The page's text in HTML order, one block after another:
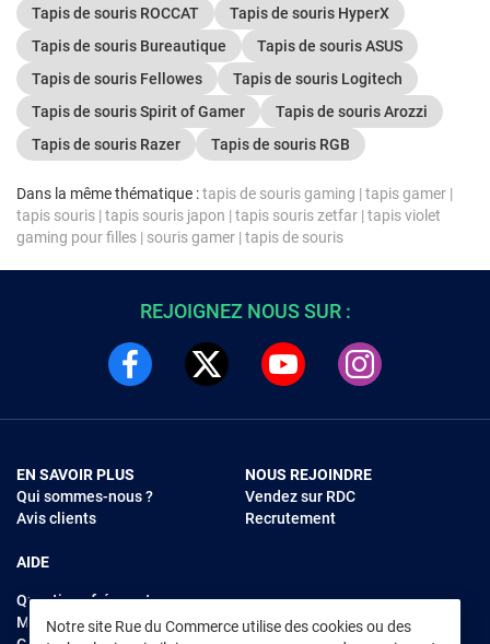
Tapis de souris ROCCAT
Tapis de souris HyperX
Tapis de souris Bureautique
Tapis de souris ASUS
Tapis de souris Fellowes
Tapis de souris Logitech
Tapis de souris Spirit of Gamer
Tapis de souris Arozzi
Tapis de souris Razer
Tapis de souris RGB
Dans la même thématique :tapis de souris gaming | tapis gamer |
tapis souris | tapis souris japon | tapis souris zetfar | tapis violet
gaming pour filles | souris gamer | tapis de souris
Notre site Rue du Commerce utilise des cookies ou des
REJOIGNEZ NOUS SUR :
EN SAVOIR PLUS
Qui sommes-nous ?
Avis clients
AIDE
Questions fréquentes
Modes de règlements
NOUS REJOINDRE
Vendez sur RDC
Recrutement